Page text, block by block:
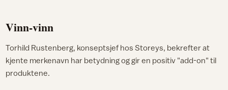
Vinn-vinn
Torhild Rustenberg, konseptsjef hos Storeys, bekrefter at
kjente merkenavn har betydning og gir en positiv "add-on" til
produktene.